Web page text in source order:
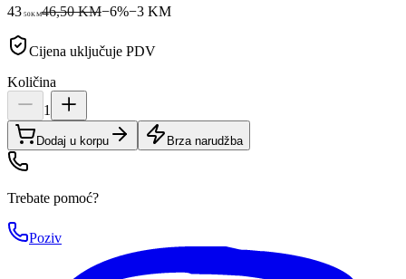
43 50KM46,50 KM−6%−3KM
Cijena uključuje PDV
Količina
1
Dodaj u korpu Brza narudžba
Trebate pomoć?
Poziv